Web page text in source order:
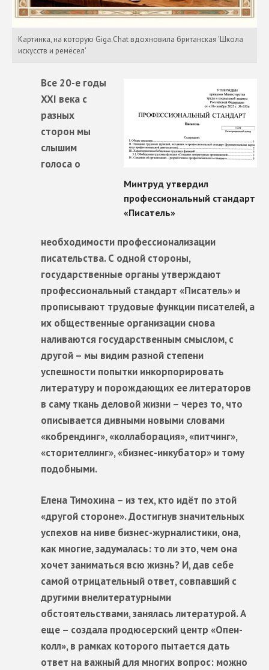
Картинка, на которую Giga.Chat вдохновила британская 'Школа
искусств и ремёсел'
Все 20-е годы
XXI века с
разных
сторон мы
слышим
голоса о
необходимости профессионализации
писательства. С одной стороны,
государственные органы утверждают
профессиональный стандарт «Писатель» и
прописывают трудовые функции писателей, а
их общественные организации снова
наливаются государственным смыслом, с
другой – мы видим разной степени
успешности попытки инкорпорировать
литературу и порождающих ее литераторов
в саму ткань деловой жизни – через то, что
описывается дивными новыми словами
«кобрендинг», «коллаборация», «питчинг»,
«сторителлинг», «бизнес-инкубатор» и тому
подобными.
Елена Тимохина – из тех, кто идёт по этой
«другой стороне». Достигнув значительных
успехов на ниве бизнес-журналистики, она,
как многие, задумалась: то ли это, чем она
хочет заниматься всю жизнь? И, дав себе
самой отрицательный ответ, совпавший с
другими внелитературными
обстоятельствами, занялась литературой. А
еще – создала продюсерский центр «Опен-
колл», в рамках которого пытается дать
ответ на важный для многих вопрос: можно